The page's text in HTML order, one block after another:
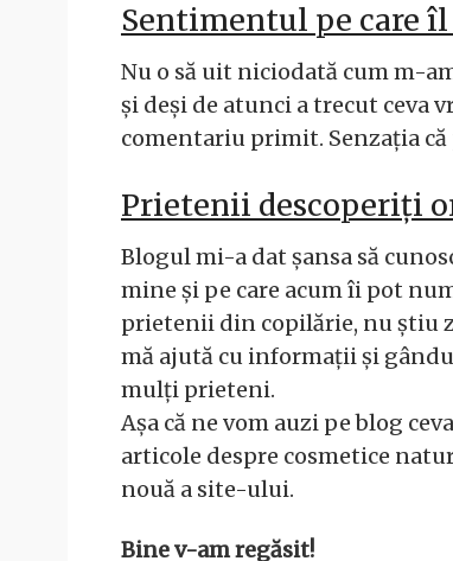
Sentimentul pe care
Nu o să uit niciodată cum m-
și deși de atunci a trecut ceva
comentariu primit. Senzația că
Prietenii descoperiți
Blogul mi-a dat șansa să
mine și pe care acum îi pot
prietenii din copilărie, nu știu
mă ajută cu informații și
mulți prieteni.
Așa că ne vom auzi pe blog
articole despre cosmetice
nouă a site-ului.
Bine v-am regăsit!